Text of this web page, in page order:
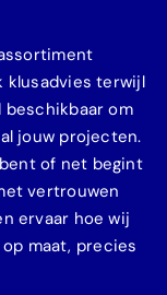
klusadvies terwijl
beschikbaar om
jouw projecten.
of net begint
vertrouwen
ervaar hoe wij
maat, precies